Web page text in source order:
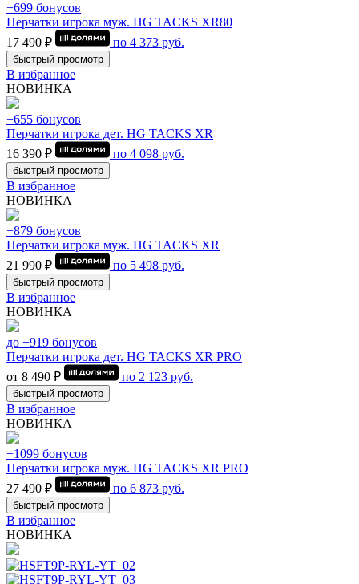
+699 бонусов
Перчатки игрока муж. HG TACKS XR80
17 490 ₽
по 4 373 руб.
быстрый просмотр
В избранное
НОВИНКА
+655 бонусов
Перчатки игрока дет. HG TACKS XR
16 390 ₽
по 4 098 руб.
быстрый просмотр
В избранное
НОВИНКА
+879 бонусов
Перчатки игрока муж. HG TACKS XR
21 990 ₽
по 5 498 руб.
быстрый просмотр
В избранное
НОВИНКА
до +919 бонусов
Перчатки игрока дет. HG TACKS XR PRO
от 8 490 ₽
по 2 123 руб.
быстрый просмотр
В избранное
НОВИНКА
+1099 бонусов
Перчатки игрока муж. HG TACKS XR PRO
27 490 ₽
по 6 873 руб.
быстрый просмотр
В избранное
НОВИНКА